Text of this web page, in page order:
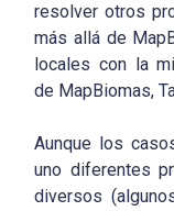
resolver otros
más allá de
locales con la
de MapBiomas,
Aunque los
uno diferentes
diversos